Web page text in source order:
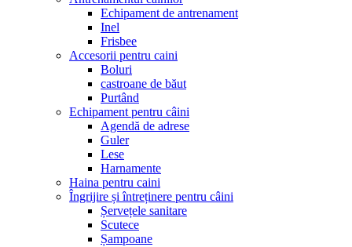
Echipament de antrenament
Inel
Frisbee
Accesorii pentru caini
Boluri
castroane de băut
Purtând
Echipament pentru câini
Agendă de adrese
Guler
Lese
Harnamente
Haina pentru caini
Îngrijire și întreținere pentru câini
Șervețele sanitare
Scutece
Șampoane